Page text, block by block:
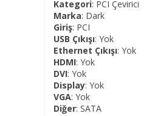
Kategori: PCI Çevirici
Marka: Dark
Giriş: PCI
USB Çıkışı: Yok
Ethernet Çıkışı: Yok
HDMI: Yok
DVI: Yok
Display: Yok
VGA: Yok
Diğer: SATA